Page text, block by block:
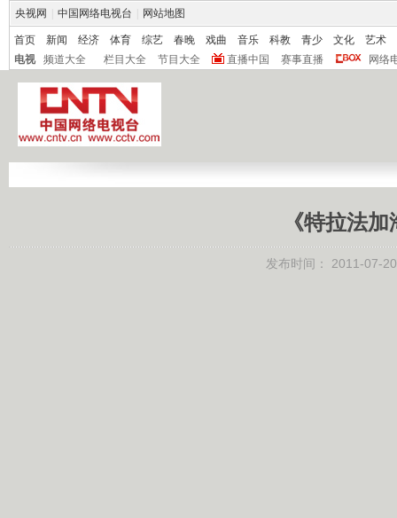
央视网 中国网络电视台 网站地图
首页 新闻 经济 体育 综艺 春晚 戏曲 音乐 科教 青少 文化
艺术
电视
频道大全 栏目大全 节目大全 直播中国 赛事直播 网络
《特拉法
发布时间： 2011-07-